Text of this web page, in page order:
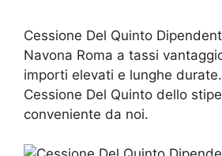
Cessione Del Quinto
Navona Roma a tassi
importi elevati e lunghe
Cessione Del Quinto dello
conveniente da noi.